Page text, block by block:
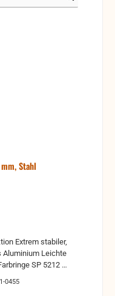
Stahl
Leichte
0455